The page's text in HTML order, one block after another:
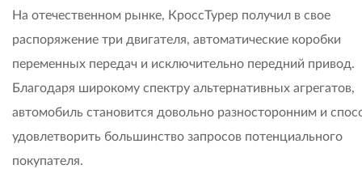
На отечественном рынке, КроссТурер получил в свое
распоряжение три двигателя, автоматические коробки
переменных передач и исключительно передний привод.
Благодаря широкому спектру альтернативных агрегатов,
автомобиль становится довольно разносторонним и
удовлетворить большинство запросов потенциального
покупателя.